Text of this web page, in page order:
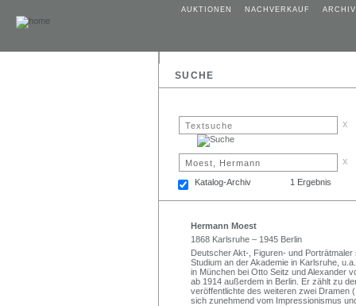
AUKTIONEN NACHVERKAUF ARCHIV
SUCHE
x
x
Katalog-Archiv 1 Ergebnis
Hermann Moest
1868 Karlsruhe – 1945 Berlin
Deutscher Akt-, Figuren- und
Studium an der Akademie in Karlsruhe,
in München bei Otto Seitz und Alexander
ab 1914 außerdem in Berlin. Er zählt zu
veröffentlichte des weiteren zwei Dramen
sich zunehmend vom Impressionismus